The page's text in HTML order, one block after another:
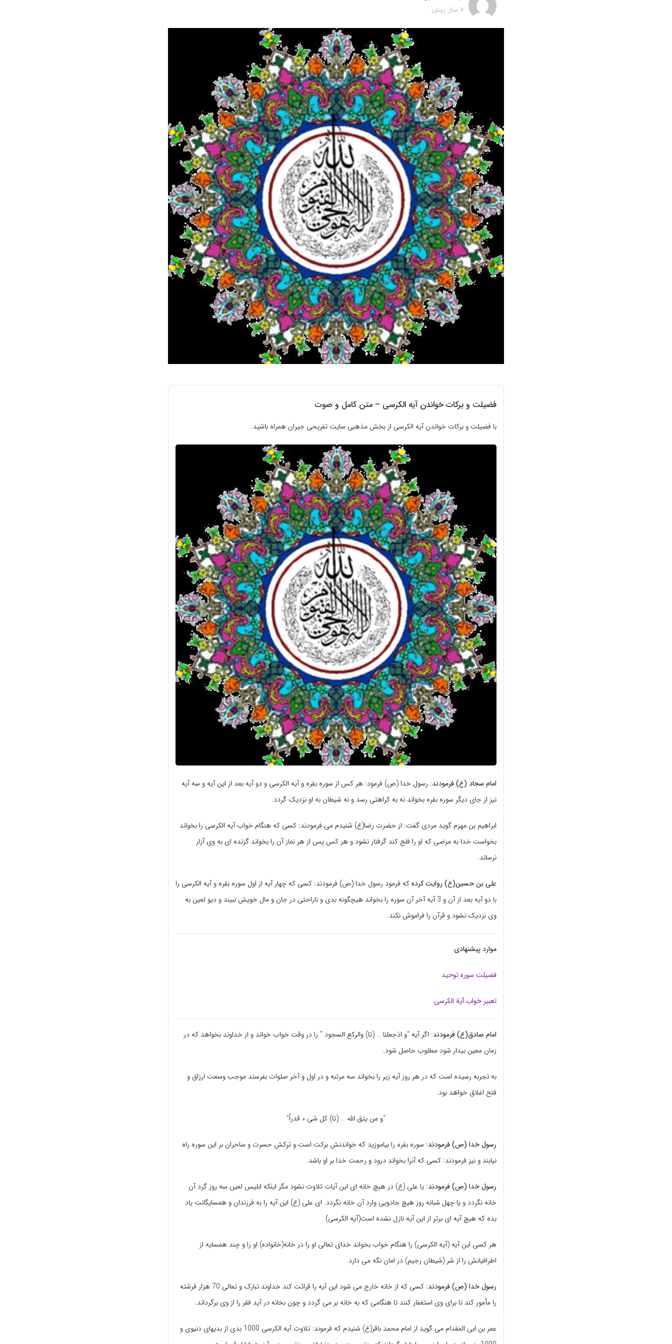
7 سال پیش
فضیلت و برکات خواندن آیه الکرسی – متن کامل و صوت
با فضیلت و برکات خواندن آیه الکرسی از بخش مذهبی سایت تفریحی جیران همراه باشید.
امام سجاد (ع) فرمودند: رسول خدا (ص) فرمود: هر کس از سوره بقره و آیه الکرسی و دو آیه بعد از این آیه و سه آیه
نیز از جای دیگر سوره بقره بخواند نه به کراهتی رسد و نه شیطان به او نزدیک گردد.
ابراهیم بن مهزم گوید مردی گفت: از حضرت رضا(ع) شنیدم می فرمودند: کسی که هنگام خواب آیه الکرسی را بخواند
بخواست خدا به مرضی که او را فلج کند گرفتار نشود و هر کس پس از هر نماز آن را بخواند گزنده ای به وی آزار
نرساند.
علی بن حسین(ع) روایت کردهکه فرمود رسول خدا (ص) فرمودند: کسی که چهار آیه از اول سوره بقره و آیه الکرسی را
با دو آیه بعد از آن و 3 آیه آخر آن سوره را بخواند هیچگونه بدی و ناراحتی در جان و مال خویش نبیند و دیو لعین به
وی نزدیک نشود و قرآن را فراموش نکند.
موارد پیشنهادی
فضیلت سوره توحید
تعبیر خواب آیة الکرسی
امام صادق(ع) فرمودند: اگر آیه “و اذجعلنا … (تا) والرکع السجود ” را در وقت خواب خواند و از خداوند بخواهد که در
زمان معین بیدار شود مطلوب حاصل شود.
به تجربه رسیده است که در هر روز آیه زیر را بخواند سه مرتبه و در اول و آخر صلوات بفرستد موجب وسعت ارزاق و
فتح اغلاق خواهد بود.
“و من یتق الله … (تا) کل شی ء قدراً”
رسول خدا (ص) فرمودند: سوره بقره را بیاموزید که خواندنش برکت است و ترکش حسرت و ساحران بر این سوره راه
نیابند و نیز فرمودند: کسی که آنرا بخواند درود و رحمت خدا بر او باشد.
رسول خدا (ص) فرمودند: یا علی (ع) در هیچ خانه ای این آیات تلاوت نشود مگر اینکه ابلیس لعین سه روز گرد آن
خانه نگردد و یا چهل شبانه روز هیچ جادویی وارد آن خانه نگردد. ای علی (ع) این آیه را به فرزندان و همسایگانت یاد
بده که هیچ آیه ای برتر از این آیه نازل نشده است(آیه الکرسی)
هر کسی این آیه (آیه الکرسی) را هنگام خواب بخواند خدای تعالی او را در خانه(خانواده) او را و چند همسایه از
اطرافیانش را از شر (شیطان رجیم) در امان نگه می دارد.
رسول خدا (ص) فرمودند:
کسی که از خانه خارج می شود این آیه را قرائت کند خداوند تبارک و تعالی 70 هزار فرشته
را مأمور کند تا برای وی استغفار کنند تا هنگامی که به خانه بر می گردد و چون بخانه در آید فقر را از وی برگرداند.
عمر بن ابی المقدام می گوید از امام محمد باقر(ع) شنیدم که فرموند: تلاوت آیه الکرسی 1000 بدی از بدیهای دنیوی و